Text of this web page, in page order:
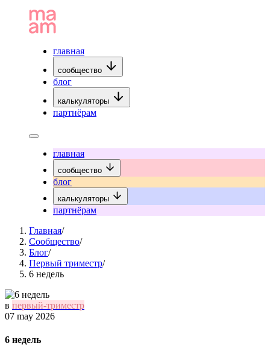
главная
сообщество
блог
калькуляторы
партнёрам
главная
сообщество
блог
калькуляторы
партнёрам
Главная/
Сообщество/
Блог/
Первый триместр/
6 недель
в первый-триместр
07 may 2026
6 недель